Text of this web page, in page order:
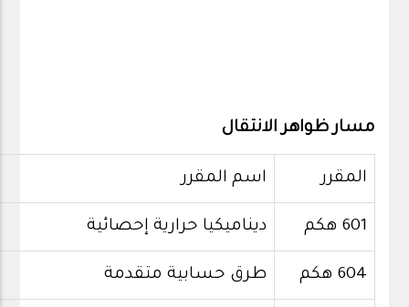
مسار ظواهر الانتقال
المقرر اسم المقرر
601 هكم ديناميكيا حرارية إحصائية
604 هكم طرق حسابية متقدمة